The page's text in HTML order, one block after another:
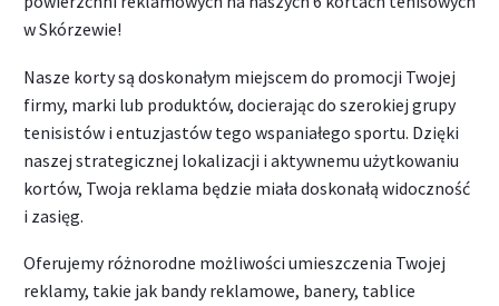
w Skórzewie!
Nasze korty są doskonałym miejscem do promocji Twojej
firmy, marki lub produktów, docierając do szerokiej grupy
tenisistów i entuzjastów tego wspaniałego sportu. Dzięki
naszej strategicznej lokalizacji i aktywnemu użytkowaniu
kortów, Twoja reklama będzie miała doskonałą widoczność
i zasięg.
Oferujemy różnorodne możliwości umieszczenia Twojej
reklamy, takie jak bandy reklamowe, banery, tablice